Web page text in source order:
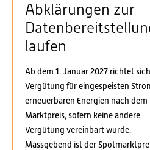
Abklärungen zur
laufen
Ab dem 1. Januar 2027 richtet
Vergütung für eingespeisten
erneuerbaren Energien nach dem
Marktpreis, sofern keine andere
Vergütung vereinbart wurde.
Massgebend ist der